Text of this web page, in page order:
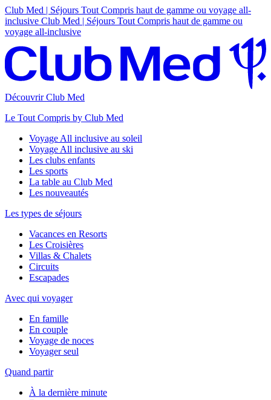
Club Med | Séjours Tout Compris haut de gamme ou voyage all-
inclusive Club Med | Séjours Tout Compris haut de gamme ou
voyage all-inclusive
Découvrir Club Med
Le Tout Compris by Club Med
Voyage All inclusive au soleil
Voyage All inclusive au ski
Les clubs enfants
Les sports
La table au Club Med
Les nouveautés
Les types de séjours
Vacances en Resorts
Les Croisières
Villas & Chalets
Circuits
Escapades
Avec qui voyager
En famille
En couple
Voyage de noces
Voyager seul
Quand partir
À la dernière minute